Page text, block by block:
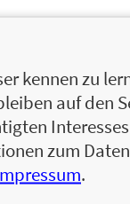
kennen zu
auf den
zum
.